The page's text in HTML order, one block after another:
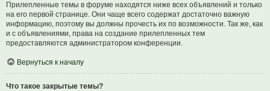
Прилепленные темы в форуме находятся ниже всех объявлений и только
на его первой странице. Они чаще всего содержат достаточно важную
информацию, поэтому вы должны прочесть их по возможности. Так же, как
и с объявлениями, права на создание прилепленных тем
предоставляются администратором конференции.
Вернуться к началу
Что такое закрытые темы?